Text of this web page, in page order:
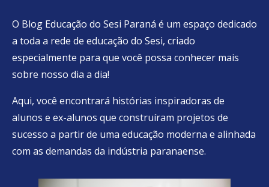
O Blog Educação do Sesi Paraná é um espaço dedicado
a toda a rede de educação do Sesi, criado
especialmente para que você possa conhecer mais
sobre nosso dia a dia!
Aqui, você encontrará histórias inspiradoras de
alunos e ex-alunos que construíram projetos de
sucesso a partir de uma educação moderna e alinhada
com as demandas da indústria paranaense.